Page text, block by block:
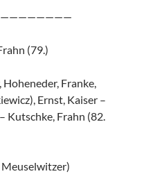
(79.)
Franke,
Ernst, Kaiser –
Kutschke, Frahn (82.